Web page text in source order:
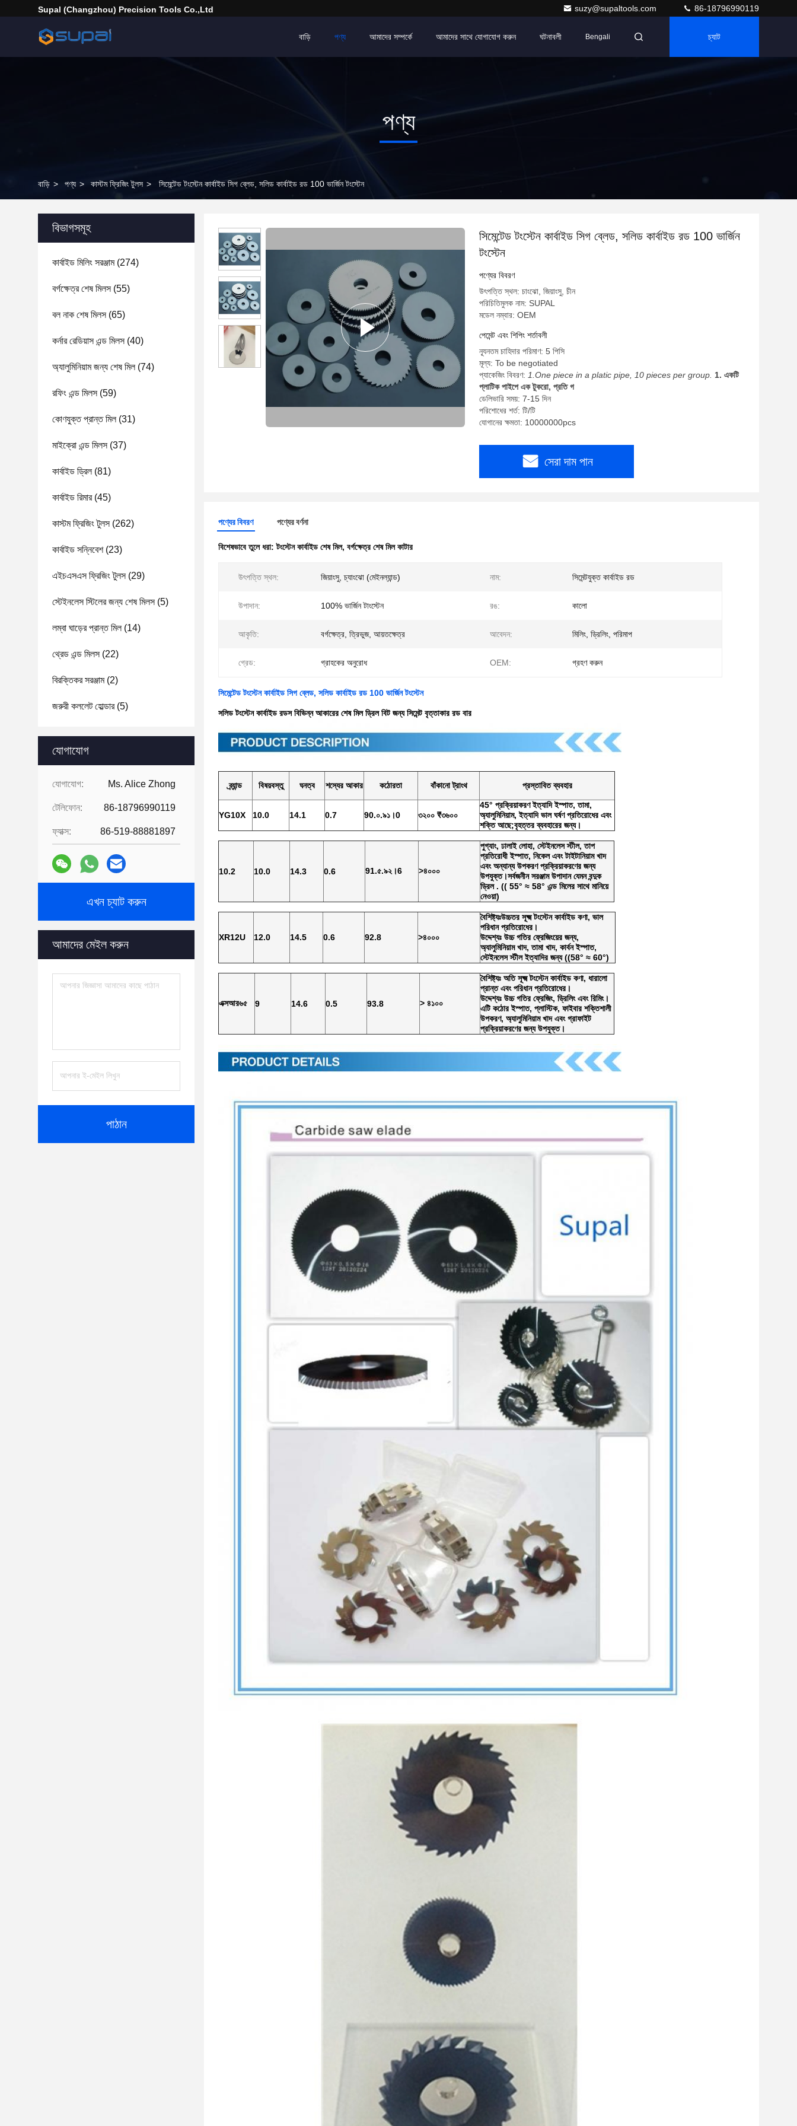
Supal (Changzhou) Precision Tools Co.,Ltd suzy@supaltools.com 86-18796990119
বাড়ি পণ্য আমাদের সম্পর্কে আমাদের সাথে যোগাযোগ করুন ঘটনাবলী Bengali চ্যাট
পণ্য
বাড়ি > পণ্য > কাস্টম ফ্রিজিং টুলস > সিমেন্টেড টংস্টেন কার্বাইড সিগ ব্লেড, সলিড কার্বাইড রড 100 ভার্জিন টংস্টেন
বিভাগসমূহ
কার্বাইড মিলিং সরঞ্জাম(274)
বর্গক্ষেত্র শেষ মিলস(55)
বল নাক শেষ মিলস(65)
কর্নার রেডিয়াস এন্ড মিলস(40)
অ্যালুমিনিয়াম জন্য শেষ মিল(74)
রফিং এন্ড মিলস(59)
কোণযুক্ত প্রান্ত মিল(31)
মাইক্রো এন্ড মিলস(37)
কার্বাইড ড্রিল(81)
কার্বাইড রিমার(45)
কাস্টম ফ্রিজিং টুলস(262)
কার্বাইড সন্নিবেশ(23)
এইচএসএস ফ্রিজিং টুলস(29)
স্টেইনলেস স্টিলের জন্য শেষ মিলস(5)
লম্বা ঘাড়ের প্রান্ত মিল(14)
থ্রেড এন্ড মিলস(22)
বিরক্তিকর সরঞ্জাম(2)
জরুরী কললেট হোল্ডার(5)
যোগাযোগ
যোগাযোগ: Ms. Alice Zhong
টেলিফোন: 86-18796990119
ফ্যাক্স: 86-519-88881897
এখন চ্যাট করুন
আমাদের মেইল ​​করুন
পাঠান
সিমেন্টেড টংস্টেন কার্বাইড সিগ ব্লেড, সলিড কার্বাইড রড 100 ভার্জিন
টংস্টেন
পণ্যের বিবরণ
উৎপত্তি স্থল: চাংঝো, জিয়াংসু, চীন
পরিচিতিমুলক নাম: SUPAL
মডেল নম্বার: OEM
পেমেন্ট এবং শিপিং শর্তাবলী
ন্যূনতম চাহিদার পরিমাণ: 5 পিসি
মূল্য: To be negotiated
প্যাকেজিং বিবরণ: 1.One piece in a platic pipe, 10 pieces per group. 1. একটি
প্লাটিক পাইপে এক টুকরো, প্রতি গ
ডেলিভারি সময়: 7-15 দিন
পরিশোধের শর্ত: টি/টি
যোগানের ক্ষমতা: 10000000pcs
সেরা দাম পান
পণ্যের বিবরণ পণ্যের বর্ণনা
বিশেষভাবে তুলে ধরা:টংস্টেন কার্বাইড শেষ মিল, বর্গক্ষেত্র শেষ মিল কাটার
উৎপত্তি স্থল: জিয়াংসু, চ্যাংঝো (মেইনল্যান্ড) নাম: সিমেন্টযুক্ত কার্বাইড রড
উপাদান: 100% ভার্জিন টাংস্টেন রঙ: কালো
আকৃতি: বর্গক্ষেত্র, ত্রিভুজ, আয়তক্ষেত্র আবেদন: মিলিং, ড্রিলিং, পরিমাপ
গ্রেড: গ্রাহকের অনুরোধ OEM: গ্রহণ করুন
সিমেন্টেড টংস্টেন কার্বাইড সিগ ব্লেড, সলিড কার্বাইড রড 100 ভার্জিন টংস্টেন
সলিড টংস্টেন কার্বাইড রডস বিভিন্ন আকারের শেষ মিল ড্রিল বিট জন্য সিমেন্ট বৃত্তাকার রড বার
ব্র্যান্ড বিষয়বস্তু ঘনত্ব শস্যের আকার কঠোরতা বাঁকানো ট্রাংথ প্রস্তাবিত ব্যবহার
YG10X 10.0 14.1 0.7 90.০.৯১।0 ৩২০০ ₹৩৬০০
45° প্রক্রিয়াকরণ ইত্যাদি ইস্পাত, তামা,
অ্যালুমিনিয়াম, ইত্যাদি ভাল ঘর্ষণ প্রতিরোধের এবং
শক্তি আছে;বৃহত্তর ব্যবহারের জন্য।
10.2 10.0 14.3 0.6 91.৫.৯২।6 >৪০০০
পুগ্যাং, ঢালাই লোহা, স্টেইনলেস স্টীল, তাপ
প্রতিরোধী ইস্পাত, নিকেল এবং টাইটানিয়াম খাদ
এবং অন্যান্য উপকরণ প্রক্রিয়াকরণের জন্য
উপযুক্ত।সর্বজনীন সরঞ্জাম উপাদান যেমন বন্দুক
ড্রিল . (( 55° ≈ 58° এন্ড মিলের সাথে মানিয়ে
নেওয়া)
XR12U 12.0 14.5 0.6 92.8 >৪০০০
বৈশিষ্ট্যঃউচ্চতর সূক্ষ্ম টংস্টেন কার্বাইড কণা, ভাল
পরিধান প্রতিরোধের।
উদ্দেশ্যঃ উচ্চ গতির ফ্রেজিংয়ের জন্য,
অ্যালুমিনিয়াম খাদ, তামা খাদ, কার্বন ইস্পাত,
স্টেইনলেস স্টীল ইত্যাদির জন্য ((58° ≈ 60°)
এক্সআর৬৫ 9 14.6 0.5 93.8 > ৪১০০
বৈশিষ্ট্যঃ অতি সূক্ষ্ম টংস্টেন কার্বাইড কণা, ধারালো
প্রান্ত এবং পরিধান প্রতিরোধের।
উদ্দেশ্যঃ উচ্চ গতির ফ্রেজিং, ড্রিলিং এবং রিমিং।
এটি কঠোর ইস্পাত, প্লাস্টিক, ফাইবার শক্তিশালী
উপকরণ, অ্যালুমিনিয়াম খাদ এবং গ্রাফাইট
প্রক্রিয়াকরণের জন্য উপযুক্ত।